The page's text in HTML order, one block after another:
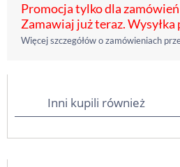
Promocja tylko dla
Zamawiaj już teraz.
Więcej szczegółów o zamówieniach
Inni kupili również